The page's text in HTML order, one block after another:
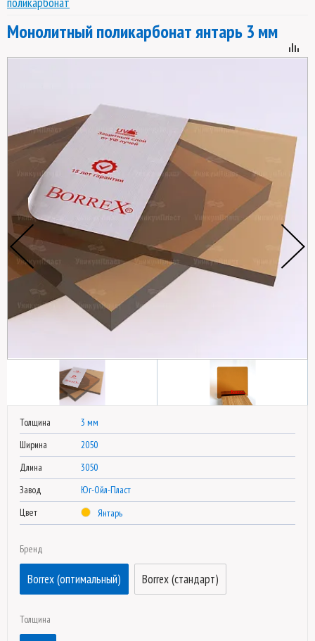
Монолитный поликарбонат янтарь 3 мм
Толщина
3 мм
Ширина
2050
Длина
3050
Завод
Юг-Ойл-Пласт
Цвет
Янтарь
Бренд
Borrex (оптимальный) Borrex (стандарт)
Толщина